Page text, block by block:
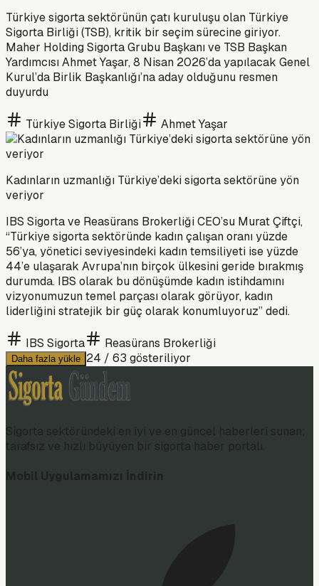
Türkiye sigorta sektörünün çatı kuruluşu olan Türkiye
Sigorta Birliği (TSB), kritik bir seçim sürecine giriyor.
Maher Holding Sigorta Grubu Başkanı ve TSB Başkan
Yardımcısı Ahmet Yaşar, 8 Nisan 2026’da yapılacak Genel
Kurul’da Birlik Başkanlığı’na aday olduğunu resmen
duyurdu
Türkiye Sigorta Birliği Ahmet Yaşar
Kadınların uzmanlığı Türkiye’deki sigorta sektörüne yön
veriyor
IBS Sigorta ve Reasürans Brokerliği CEO’su Murat Çiftçi,
“Türkiye sigorta sektöründe kadın çalışan oranı yüzde
56’ya, yönetici seviyesindeki kadın temsiliyeti ise yüzde
44’e ulaşarak Avrupa’nın birçok ülkesini geride bırakmış
durumda. IBS olarak bu dönüşümde kadın istihdamını
vizyonumuzun temel parçası olarak görüyor, kadın
liderliğini stratejik bir güç olarak konumluyoruz” dedi.
IBS Sigorta Reasürans Brokerliği
Daha fazla yükle 24 / 63 gösteriliyor